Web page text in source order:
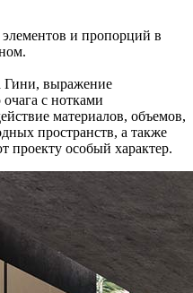
и пропорций в
Гини, выражение
с нотками
материалов, объемов,
пространств, а также
проекту особый характер.